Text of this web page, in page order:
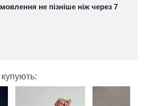
не пізніше ніж через 7